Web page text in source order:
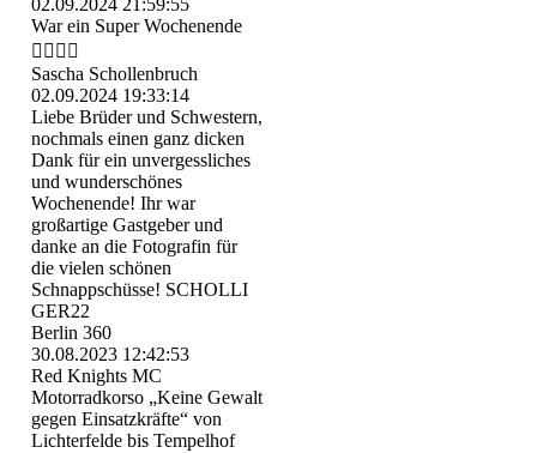
02.09.2024 21:59:55
War ein Super Wochenende
👍🏻👍🏻
Sascha Schollenbruch
02.09.2024 19:33:14
Liebe Brüder und Schwestern,
nochmals einen ganz dicken
Dank für ein unvergessliches
und wunderschönes
Wochenende! Ihr war
großartige Gastgeber und
danke an die Fotografin für
die vielen schönen
Schnappschüsse! SCHOLLI
GER22
Berlin 360
30.08.2023 12:42:53
Red Knights MC
Motorradkorso „Keine Gewalt
gegen Einsatzkräfte“ von
Lichterfelde bis Tempelhof